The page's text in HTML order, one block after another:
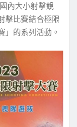
內大小射擊競
擊比賽結合極限
」的系列活動。